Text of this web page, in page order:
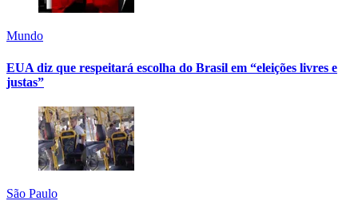
Mundo
EUA diz que respeitará escolha do Brasil em “eleições livres e
justas”
São Paulo